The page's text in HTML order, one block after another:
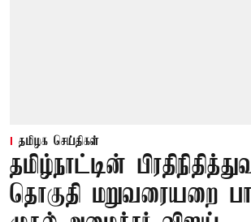
தமிழக செய்திகள்
தமிழ்நாட்டின்
தொகுதி மறுவரையறை